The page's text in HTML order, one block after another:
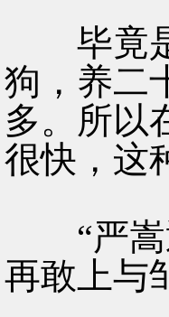
毕竟是
狗，养二
多。所以
很快，这
“严嵩
再敢上与